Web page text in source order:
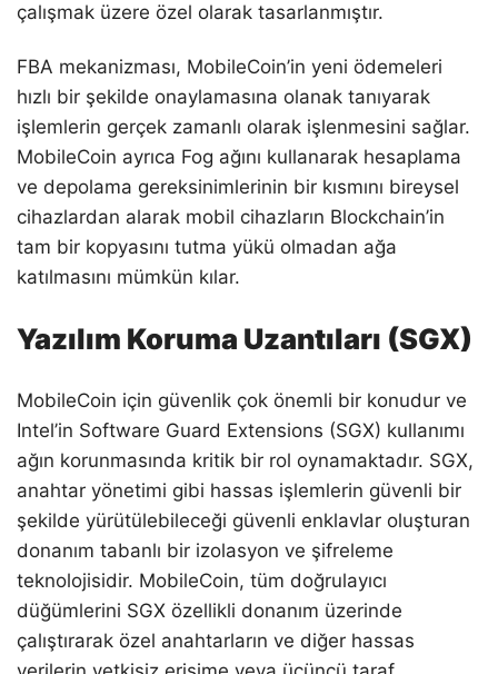
çalışmak üzere özel olarak tasarlanmıştır.
FBA mekanizması, MobileCoin’in yeni ödemeleri
hızlı bir şekilde onaylamasına olanak tanıyarak
işlemlerin gerçek zamanlı olarak işlenmesini sağlar.
MobileCoin ayrıca Fog ağını kullanarak hesaplama
ve depolama gereksinimlerinin bir kısmını bireysel
cihazlardan alarak mobil cihazların Blockchain’in
tam bir kopyasını tutma yükü olmadan ağa
katılmasını mümkün kılar.
Yazılım Koruma Uzantıları (SGX)
MobileCoin için güvenlik çok önemli bir konudur ve
Intel’in Software Guard Extensions (SGX) kullanımı
ağın korunmasında kritik bir rol oynamaktadır. SGX,
anahtar yönetimi gibi hassas işlemlerin güvenli bir
şekilde yürütülebileceği güvenli enklavlar oluşturan
donanım tabanlı bir izolasyon ve şifreleme
teknolojisidir. MobileCoin, tüm doğrulayıcı
düğümlerini SGX özellikli donanım üzerinde
çalıştırarak özel anahtarların ve diğer hassas